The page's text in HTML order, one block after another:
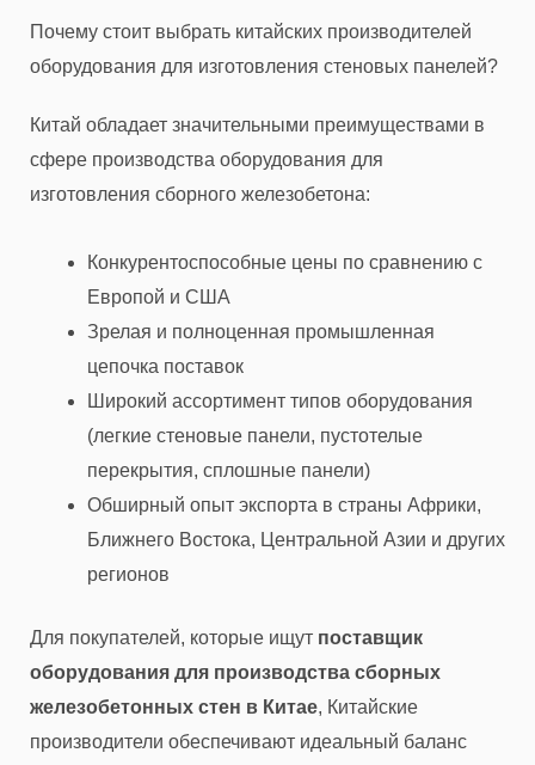
Почему стоит выбрать китайских производителей
оборудования для изготовления стеновых панелей?
Китай обладает значительными преимуществами в
сфере производства оборудования для
изготовления сборного железобетона:
Конкурентоспособные цены по сравнению с
Европой и США
Зрелая и полноценная промышленная
цепочка поставок
Широкий ассортимент типов оборудования
(легкие стеновые панели, пустотелые
перекрытия, сплошные панели)
Обширный опыт экспорта в страны Африки,
Ближнего Востока, Центральной Азии и других
регионов
Для покупателей, которые ищут поставщик
оборудования для производства сборных
железобетонных стен в Китае, Китайские
производители обеспечивают идеальный баланс